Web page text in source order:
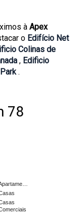
à Apex
o Edifício Net
Colinas de
, Edificio
.
78